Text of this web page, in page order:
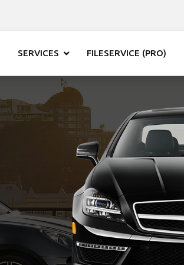
SERVICES FILESERVICE (PRO)